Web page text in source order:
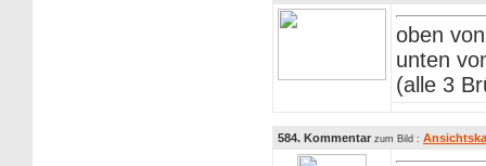
oben
unten
(alle 3
584. Kommentar zum Bild :